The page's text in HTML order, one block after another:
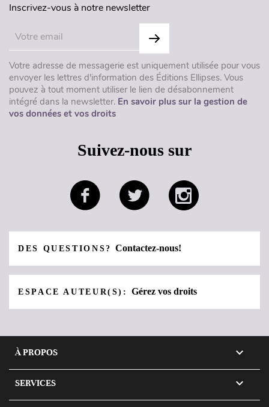
Inscrivez-vous à notre newsletter
Votre adresse de messagerie est uniquement utilisée pour vous
envoyer les lettres d'information des Éditions Ellipses. Vous
pouvez à tout moment utiliser le lien de désabonnement
intégré dans la newsletter. En savoir plus sur la gestion de
vos données et vos droits
Suivez-nous sur
DES QUESTIONS?Contactez-nous!
ESPACE AUTEUR(S):Gérez vos droits
À PROPOS 
SERVICES 